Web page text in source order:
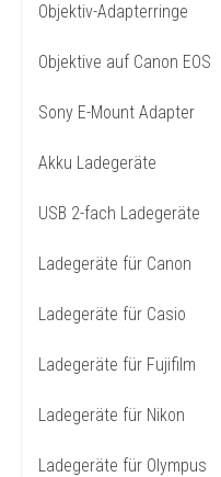
Objektiv-Adapterringe
Objektive auf Canon EOS
Sony E-Mount Adapter
Akku Ladegeräte
USB 2-fach Ladegeräte
Ladegeräte für Canon
Ladegeräte für Casio
Ladegeräte für Fujifilm
Ladegeräte für Nikon
Ladegeräte für Olympus